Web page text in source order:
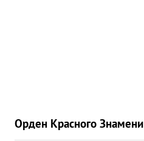
Орден Красного Знамени